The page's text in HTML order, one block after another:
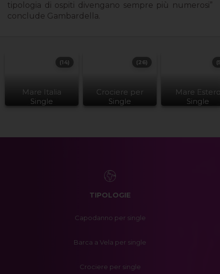
tipologia di ospiti divengano sempre più numerosi”
conclude Gambardella.
Mare Italia
Single
(14)
Crociere per
Single
(26)
Mare
Single
TIPOLOGIE
Capodanno per single
Barca a Vela per single
Crociere per single